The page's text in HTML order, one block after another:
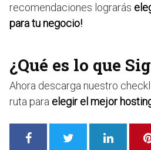
recomendaciones lograrás
para tu negocio!
¿Qué es lo que
Ahora descarga nuestro
ruta paraelegir el mejor